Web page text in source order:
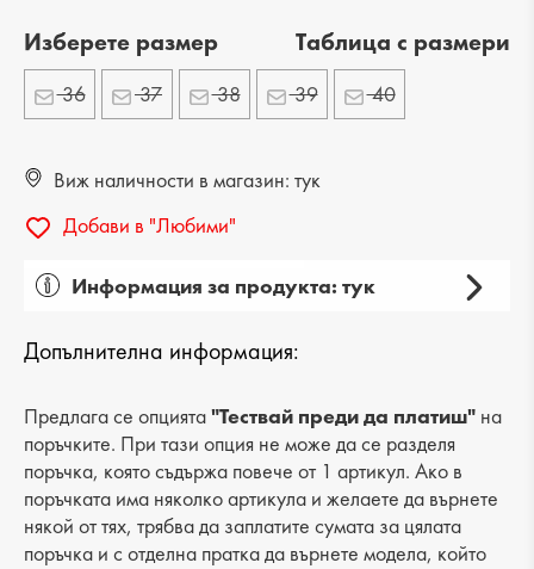
Изберете размер Tаблица с размери
36 37 38 39 40
Виж наличности в магазин: тук
Добави в "Любими"
Информация за продукта: тук
Вид на продукта: ежедневни
Категория: сандали
Лицев материал: еко кожа
Хастар: еко кожа
Ходило/Подметка: ток
Допълнителна информация:
Предлага се опцията"Тествай преди да платиш" на
поръчките. При тази опция не може да се разделя
поръчка, която съдържа повече от 1 артикул. Ако в
поръчката има няколко артикула и желаете да върнете
някой от тях, трябва да заплатите сумата за цялата
поръчка и с отделна пратка да върнете модела, който